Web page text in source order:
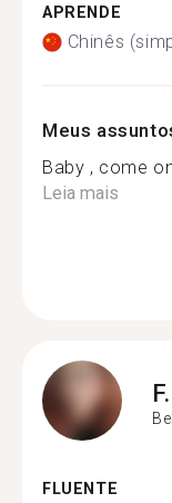
APRENDE
Chinês
Meus
Baby , come
Leia mais
F.
FLUENTE